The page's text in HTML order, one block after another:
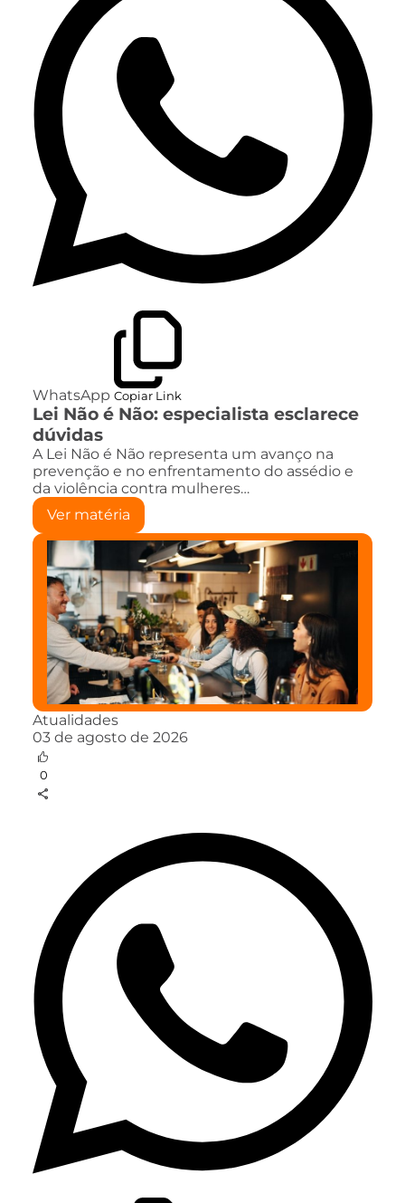
WhatsApp Copiar Link
Lei Não é Não: especialista esclarece
dúvidas
A Lei Não é Não representa um avanço na
prevenção e no enfrentamento do assédio e
da violência contra mulheres…
Ver matéria
Atualidades
03 de agosto de 2026
0